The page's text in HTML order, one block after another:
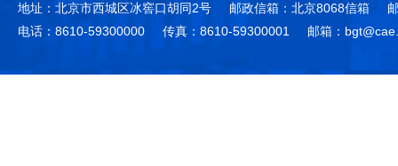
地址：北京市西城区冰窖口胡同2号
邮政信箱：北京8068信箱
电话：8610-59300000
传真：8610-59300001 邮箱：